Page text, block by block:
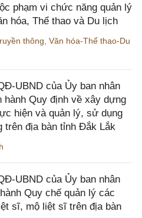
phạm vi chức năng quản lý
hóa, Thể thao và Du lịch
thông Văn hóa-Thể thao-Du
UBND của Ủy ban nhân
hành Quy định về xây dựng
hiện và quản lý, sử dụng
trên địa bàn tỉnh Đắk Lắk
UBND của Ủy ban nhân
Quy chế quản lý các
sĩ, mộ liệt sĩ trên địa bàn